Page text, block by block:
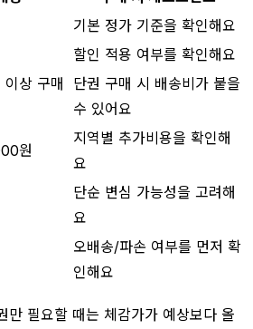
기본 정가 기준을 확인해요
할인 적용 여부를 확인해요
상 구매
단권 구매 시 배송비가 붙을
수 있어요
원
지역별 추가비용을 확인해
요
단순 변심 가능성을 고려해
요
오배송/파손 여부를 먼저 확
인해요
만 필요할 때는 체감가가 예상보다 올